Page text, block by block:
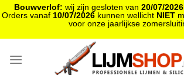
Bouwverlof: wij zijn gesloten van 20/07/2026
Orders vanaf 10/07/2026kunnen wellicht NIET
voor onze jaarlijkse